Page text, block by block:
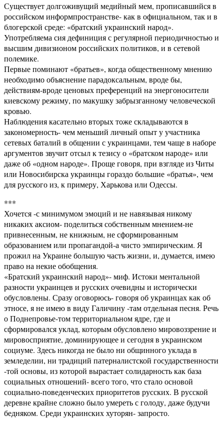
Существует долгоживущий медийный мем, прописавшийся в
российском информпространстве- как в официальном, так и в
блогерской среде: «братский украинский народ».
Употребляема сия дефиниция с регулярной периодичностью и
высшим дивизионом российских политиков, и в сетевой
полемике.
Первые поминают «братьев», когда общественному мнению
необходимо объяснение парадоксальным, вроде бы,
действиям-вроде ценовых преференций на энергоносители
киевскому режиму, по макушку забрызганному человеческой
кровью.
Наблюдения касательно вторых тоже складываются в
закономерность- чем меньший личный опыт у участника
сетевых баталий в общении с украинцами, тем чаще в наборе
аргументов звучит отсыл к тезису о «братском народе» или
даже об «одном народе». Проще говоря, при взгляде из Читы
или Новосибирска украинцы гораздо большие «братья», чем
для русского из, к примеру, Харькова или Одессы.
***
Хочется -с минимумом эмоций и не навязывая никому
никаких аксиом- поделиться собственным мнением-не
привнесенным, не книжным, не сформированным
образованием или пропагандой-а чисто эмпирическим. Я
прожил на Украине большую часть жизни, и, думается, имею
право на некие обобщения.
«Братский украинский народ»- миф. Истоки ментальной
разности украинцев и русских очевидны и исторически
обусловлены. Сразу оговорюсь- говоря об украинцах как об
этносе, я не имею в виду Галичину -там отдельная песня. Речь
о Поднепровье-том территориальном ядре, где и
сформировался уклад, которым обусловлено мировоззрение и
мировосприятие, доминирующее и сегодня в украинском
социуме. Здесь никогда не было ни общинного уклада в
земледелии, ни традиций патерналистской государственности
-той основы, из которой вырастает солидарность как база
социальных отношений- всего того, что стало основой
социально-поведенческих приоритетов русских. В русской
деревне крайне сложно было умереть с голоду, даже будучи
бедняком. Среди украинских хуторян- запросто.